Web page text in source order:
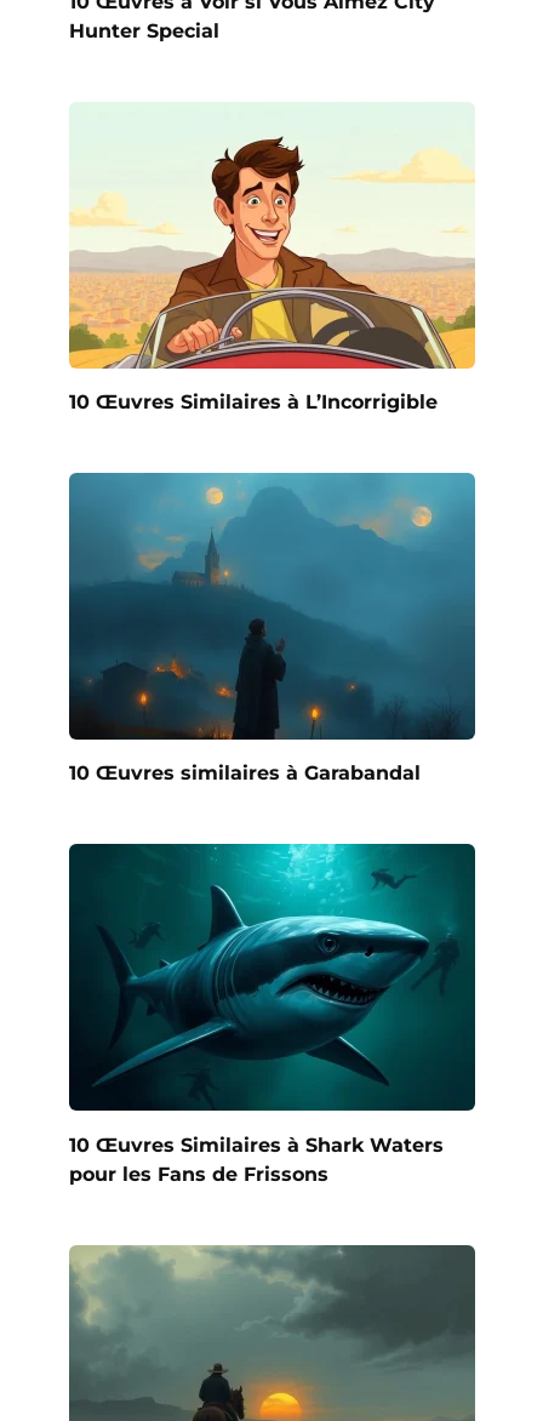
Hunter Special
10 Œuvres Similaires à L’Incorrigible
10 Œuvres similaires à Garabandal
10 Œuvres Similaires à Shark Waters
pour les Fans de Frissons